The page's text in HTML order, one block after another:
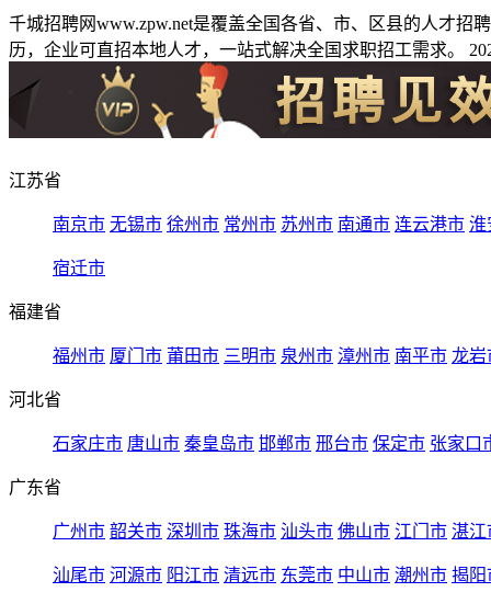
千城招聘网www.zpw.net是覆盖全国各省、市、区县的人才
历，企业可直招本地人才，一站式解决全国求职招工需求。
江苏省
南京市 无锡市 徐州市 常州市 苏州市 南通市 连云港市 淮
宿迁市
福建省
福州市 厦门市 莆田市 三明市 泉州市 漳州市 南平市 龙岩
河北省
石家庄市 唐山市 秦皇岛市 邯郸市 邢台市 保定市 张家口
广东省
广州市 韶关市 深圳市 珠海市 汕头市 佛山市 江门市 湛江
汕尾市 河源市 阳江市 清远市 东莞市 中山市 潮州市 揭阳